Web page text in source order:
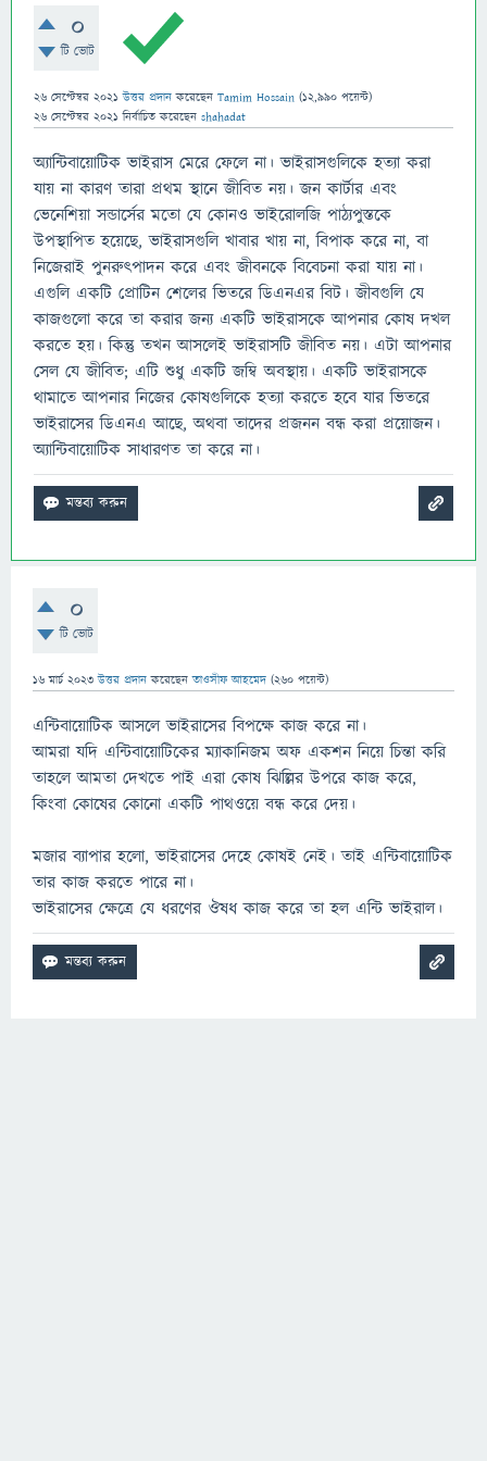
0
টি ভোট
26 সেপ্টেম্বর 2021 উত্তর প্রদান করেছেন Tamim Hossain (12,990 পয়েন্ট)
26 সেপ্টেম্বর 2021 নির্বাচিত করেছেন shahadat
অ্যান্টিবায়োটিক ভাইরাস মেরে ফেলে না। ভাইরাসগুলিকে হত্যা করা
যায় না কারণ তারা প্রথম স্থানে জীবিত নয়। জন কার্টার এবং
ভেনেশিয়া সন্ডার্সের মতো যে কোনও ভাইরোলজি পাঠ্যপুস্তকে
উপস্থাপিত হয়েছে, ভাইরাসগুলি খাবার খায় না, বিপাক করে না, বা
নিজেরাই পুনরুত্পাদন করে এবং জীবনকে বিবেচনা করা যায় না।
এগুলি একটি প্রোটিন শেলের ভিতরে ডিএনএর বিট। জীবগুলি যে
কাজগুলো করে তা করার জন্য একটি ভাইরাসকে আপনার কোষ দখল
করতে হয়। কিন্তু তখন আসলেই ভাইরাসটি জীবিত নয়। এটা আপনার
সেল যে জীবিত; এটি শুধু একটি জম্বি অবস্থায়। একটি ভাইরাসকে
থামাতে আপনার নিজের কোষগুলিকে হত্যা করতে হবে যার ভিতরে
ভাইরাসের ডিএনএ আছে, অথবা তাদের প্রজনন বন্ধ করা প্রয়োজন।
অ্যান্টিবায়োটিক সাধারণত তা করে না।
0
টি ভোট
16 মার্চ 2023 উত্তর প্রদান করেছেনতাওসীফ আহমেদ (260 পয়েন্ট)
এন্টিবায়োটিক আসলে ভাইরাসের বিপক্ষে কাজ করে না।
আমরা যদি এন্টিবায়োটিকের ম্যাকানিজম অফ একশন নিয়ে চিন্তা করি
তাহলে আমতা দেখতে পাই এরা কোষ ঝিল্লির উপরে কাজ করে,
কিংবা কোষের কোনো একটি পাথওয়ে বন্ধ করে দেয়।
মজার ব্যাপার হলো, ভাইরাসের দেহে কোষই নেই। তাই এন্টিবায়োটিক
তার কাজ করতে পারে না।
ভাইরাসের ক্ষেত্রে যে ধরণের ঔষধ কাজ করে তা হল এন্টি ভাইরাল।